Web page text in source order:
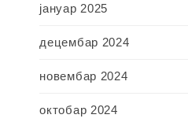
јануар 2025
децембар 2024
новембар 2024
октобар 2024